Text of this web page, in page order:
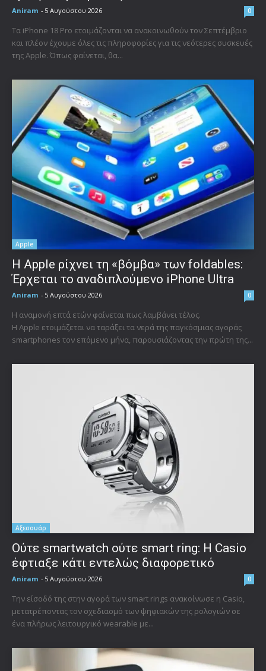
Aniram - 5 Αυγούστου 2026 0
Τα iPhone 18 Pro ετοιμάζονται να ανακοινωθούν τον Σεπτέμβριο
και πλέον έχουμε όλες τις πληροφορίες για τις νεότερες συσκευές
της Apple. Όπως φαίνεται, θα...
Apple
Η Apple ρίχνει τη «βόμβα» των foldables:
Έρχεται το αναδιπλούμενο iPhone Ultra
Aniram - 5 Αυγούστου 2026 0
Η αναμονή επτά ετών φαίνεται πως λαμβάνει τέλος.
Η Apple ετοιμάζεται να ταράξει τα νερά της παγκόσμιας αγοράς
smartphones τον επόμενο μήνα, παρουσιάζοντας την πρώτη της...
Αξεσουάρ
Ούτε smartwatch ούτε smart ring: Η Casio
έφτιαξε κάτι εντελώς διαφορετικό
Aniram - 5 Αυγούστου 2026 0
Την είσοδό της στην αγορά των smart rings ανακοίνωσε η Casio,
μετατρέποντας τον σχεδιασμό των ψηφιακών της ρολογιών σε
ένα πλήρως λειτουργικό wearable με...